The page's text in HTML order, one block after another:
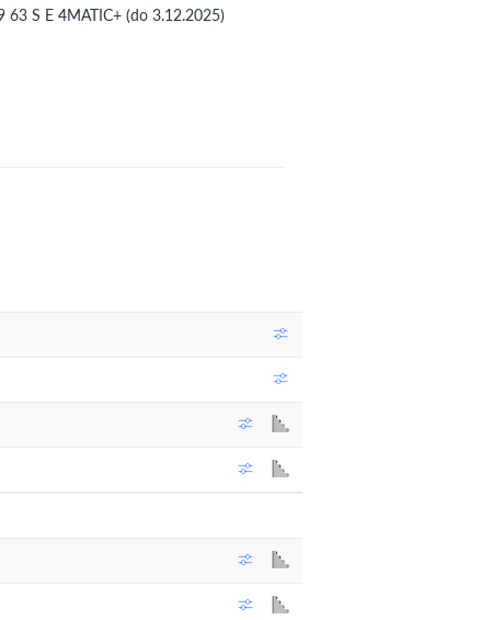
S E 4MATIC+ (do 3.12.2025)